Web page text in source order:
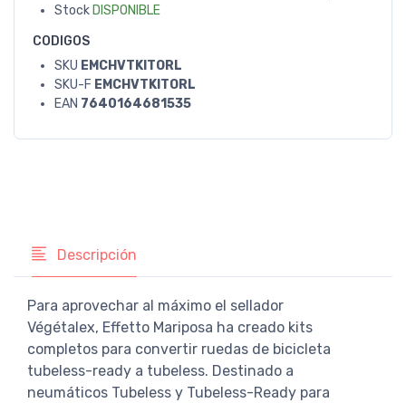
Stock DISPONIBLE
CODIGOS
SKU EMCHVTKITORL
SKU-F EMCHVTKITORL
EAN 7640164681535
Descripción
Para aprovechar al máximo el sellador
Végétalex, Effetto Mariposa ha creado kits
completos para convertir ruedas de bicicleta
tubeless-ready a tubeless. Destinado a
neumáticos Tubeless y Tubeless-Ready para